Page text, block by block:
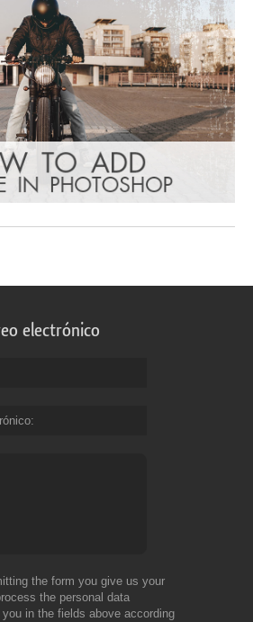
electrónico
the form you give us your
the personal data
in the fields above according